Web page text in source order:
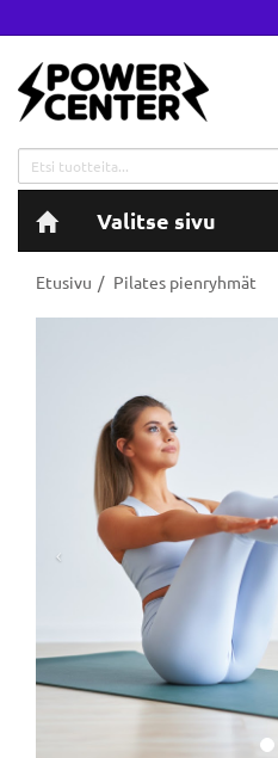
Valitse sivu
Etusivu Pilates pienryhmät